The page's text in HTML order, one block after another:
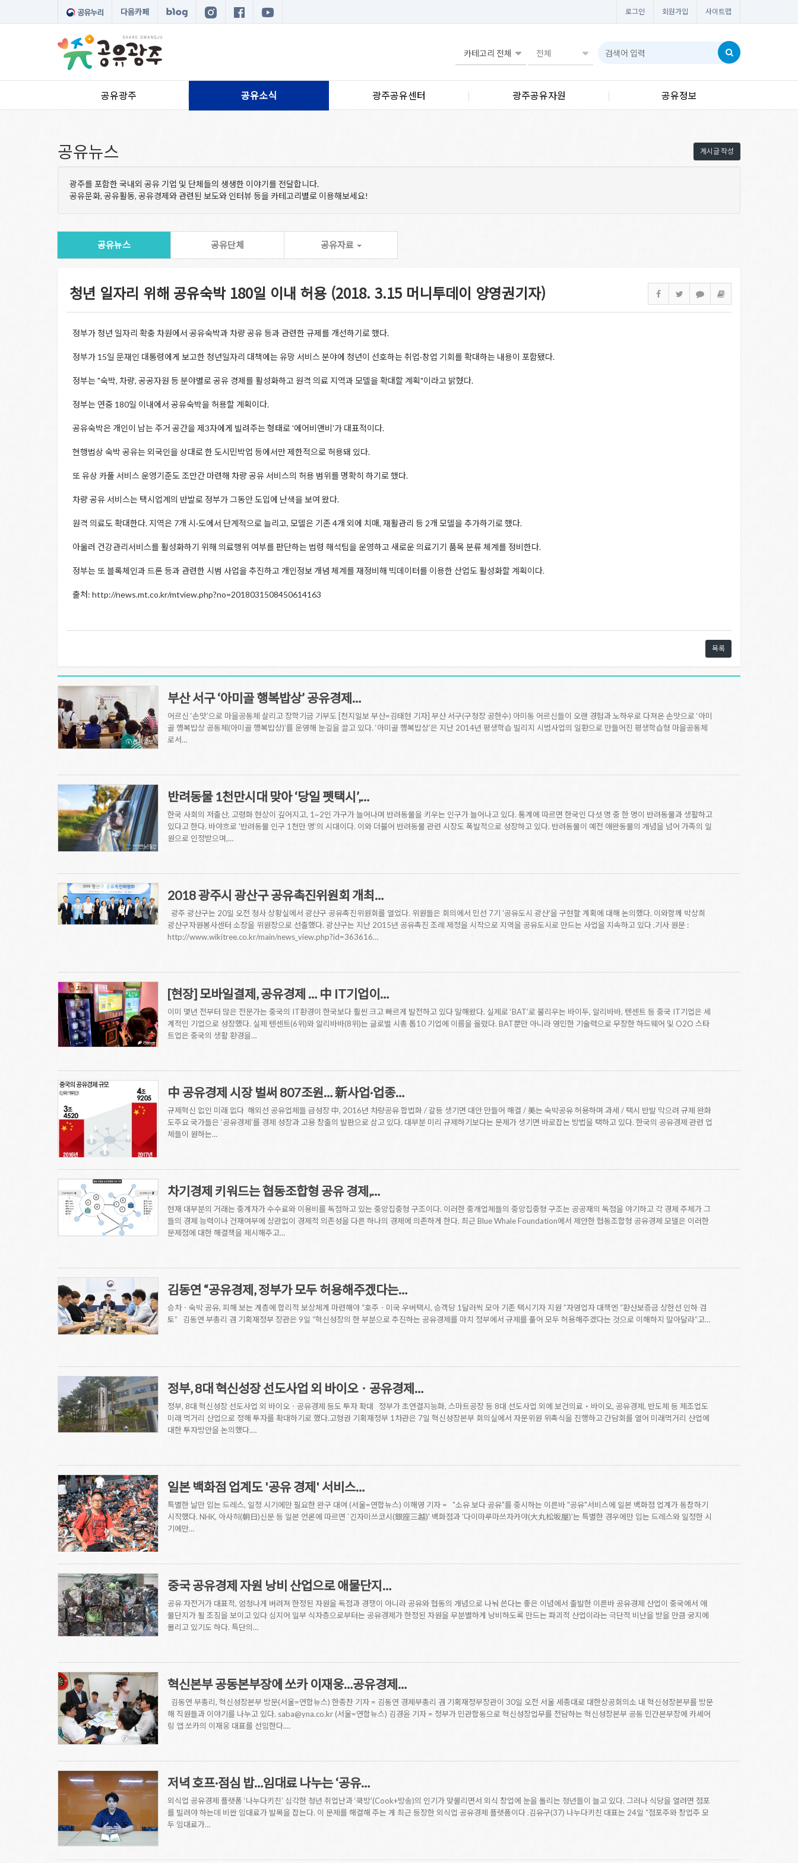
다음카페 로그인 회원가입 사이트맵
공유광주 공유소식 광주공유센터 광주공유자원 공유정보
게시글 작성
공유뉴스
광주를 포함한 국내외 공유 기업 및 단체들의 생생한 이야기를 전달합니다.
공유문화, 공유활동, 공유경제와 관련된 보도와 인터뷰 등을 카테고리별로 이용해보세요!
공유뉴스 공유단체 공유자료
청년 일자리 위해 공유숙박 180일 이내 허용 (2018. 3.15 머니투데이 양영권기자)
정부가 청년 일자리 확충 차원에서 공유숙박과 차량 공유 등과 관련한 규제를 개선하기로 했다.
정부가 15일 문재인 대통령에게 보고한 청년일자리 대책에는 유망 서비스 분야에 청년이 선호하는 취업·창업 기회를 확대하는 내용이 포함됐다.
정부는 "숙박, 차량, 공공자원 등 분야별로 공유 경제를 활성화하고 원격 의료 지역과 모델을 확대할 계획"이라고 밝혔다.
정부는 연중 180일 이내에서 공유숙박을 허용할 계획이다.
공유숙박은 개인이 남는 주거 공간을 제3자에게 빌려주는 형태로 '에어비앤비'가 대표적이다.
현행법상 숙박 공유는 외국인을 상대로 한 도시민박업 등에서만 제한적으로 허용돼 있다.
또 유상 카풀 서비스 운영기준도 조만간 마련해 차량 공유 서비스의 허용 범위를 명확히 하기로 했다.
차량 공유 서비스는 택시업계의 반발로 정부가 그동안 도입에 난색을 보여 왔다.
원격 의료도 확대한다. 지역은 7개 시·도에서 단계적으로 늘리고, 모델은 기존 4개 외에 치매, 재활관리 등 2개 모델을 추가하기로 했다.
아울러 건강관리서비스를 활성화하기 위해 의료행위 여부를 판단하는 법령 해석팀을 운영하고 새로운 의료기기 품목 분류 체계를 정비한다.
정부는 또 블록체인과 드론 등과 관련한 시범 사업을 추진하고 개인정보 개념 체계를 재정비해 빅데이터를 이용한 산업도 활성화할 계획이다.
출처: http://news.mt.co.kr/mtview.php?no=2018031508450614163
목록
부산 서구 ‘아미골 행복밥상’ 공유경제…
어르신 ‘손맛’으로 마을공동체 살리고 장학기금 기부도 [천지일보 부산=김태현 기자] 부산 서구(구청장 공한수) 아미동 어르신들이 오랜 경험과 노하우로 다져온 손맛으로 ‘아미
골 행복밥상 공동체(아미골 행복밥상)’를 운영해 눈길을 끌고 있다. ‘아미골 행복밥상’은 지난 2014년 평생학습 빌리지 시범사업의 일환으로 만들어진 평생학습형 마을공동체
로서…
반려동물 1천만시대 맞아 ‘당일 펫택시’,…
한국 사회의 저출산, 고령화 현상이 깊어지고, 1~2인 가구가 늘어나며 반려동물을 키우는 인구가 늘어나고 있다. 통계에 따르면 한국인 다섯 명 중 한 명이 반려동물과 생활하고
있다고 한다. 바야흐로 '반려동물 인구 1천만 명‘의 시대이다. 이와 더불어 반려동물 관련 시장도 폭발적으로 성장하고 있다. 반려동물이 예전 애완동물의 개념을 넘어 가족의 일
원으로 인정받으며,…
2018 광주시 광산구 공유촉진위원회 개최…
광주 광산구는 20일 오전 청사 상황실에서 광산구 공유촉진위원회를 열었다. 위원들은 회의에서 민선 7기 '공유도시 광산'을 구현할 계획에 대해 논의했다. 이와함께 박상희
광산구자원봉사센터 소장을 위원장으로 선출했다. 광산구는 지난 2015년 공유촉진 조례 제정을 시작으로 지역을 공유도시로 만드는 사업을 지속하고 있다 .기사 원문 :
http://www.wikitree.co.kr/main/news_view.php?id=363616…
[현장] 모바일결제, 공유경제 … 中 IT기업이…
이미 몇년 전부터 많은 전문가는 중국의 IT환경이 한국보다 훨씬 크고 빠르게 발전하고 있다 말해왔다. 실제로 ‘BAT’로 불리우는 바이두, 알리바바, 텐센트 등 중국 IT기업은 세
계적인 기업으로 성장했다. 실제 텐센트(6위)와 알리바바(8위)는 글로벌 시총 톱10 기업에 이름을 올렸다. BAT뿐만 아니라 영민한 기술력으로 무장한 하드웨어 및 O2O 스타
트업은 중국의 생활 환경을…
中 공유경제 시장 벌써 807조원… 新사업·업종…
규제혁신 없인 미래 없다 해외선 공유업체들 급성장 中, 2016년 차량공유 합법화 / 갈등 생기면 대안 만들어 해결 / 美는 숙박공유 허용하며 과세 / 택시 반발 막으려 규제 완화
도주요 국가들은 ‘공유경제’를 경제 성장과 고용 창출의 발판으로 삼고 있다. 대부분 미리 규제하기보다는 문제가 생기면 바로잡는 방법을 택하고 있다. 한국의 공유경제 관련 업
체들이 원하는…
차기경제 키워드는 협동조합형 공유 경제,…
현재 대부분의 거래는 중계자가 수수료와 이용비를 독점하고 있는 중앙집중형 구조이다. 이러한 중개업체들의 중앙집중형 구조는 공공재의 독점을 야기하고 각 경제 주체가 그
들의 경제 능력이나 건재여부에 상관없이 경제적 의존성을 다른 하나의 경제에 의존하게 한다. 최근 Blue Whale Foundation에서 제안한 협동조합형 공유경제 모델은 이러한
문제점에 대한 해결책을 제시해주고…
김동연 “공유경제, 정부가 모두 허용해주겠다는…
승차ㆍ숙박 공유, 피해 보는 계층에 합리적 보상체계 마련해야 “호주ㆍ미국 우버택시, 승객당 1달러씩 모아 기존 택시기자 지원 ”자영업자 대책엔 “환산보증금 상한선 인하 검
토” 김동연 부총리 겸 기획재정부 장관은 9일 “혁신성장의 한 부분으로 추진하는 공유경제를 마치 정부에서 규제를 풀어 모두 허용해주겠다는 것으로 이해하지 말아달라”고…
정부, 8대 혁신성장 선도사업 외 바이오ㆍ공유경제…
정부, 8대 혁신성장 선도사업 외 바이오ㆍ공유경제 등도 투자 확대 정부가 초연결지능화, 스마트공장 등 8대 선도사업 외에 보건의료‧바이오, 공유경제, 반도체 등 제조업도
미래 먹거리 산업으로 정해 투자를 확대하기로 했다.고형권 기획재정부 1차관은 7일 혁신성장본부 회의실에서 자문위원 위촉식을 진행하고 간담회를 열어 미래먹거리 산업에
대한 투자방안을 논의했다.…
일본 백화점 업계도 '공유 경제' 서비스…
특별한 날만 입는 드레스, 일정 시기에만 필요한 완구 대여 (서울=연합뉴스) 이해영 기자 = "소유 보다 공유"를 중시하는 이른바 "공유"서비스에 일본 백화점 업계가 동참하기
시작했다. NHK, 아사히(朝日)신문 등 일본 언론에 따르면 `긴자미쓰코시(銀座三越)' 백화점과 '다이마루마쓰자카야(大丸松坂屋)'는 특별한 경우에만 입는 드레스와 일정한 시
기에만…
중국 공유경제 자원 낭비 산업으로 애물단지…
공유 자전거가 대표적, 엄청나게 버려져 한정된 자원을 독점과 경쟁이 아니라 공유와 협동의 개념으로 나눠 쓴다는 좋은 이념에서 출발한 이른바 공유경제 산업이 중국에서 애
물단지가 될 조짐을 보이고 있다 심지어 일부 식자층으로부터는 공유경제가 한정된 자원을 무분별하게 낭비하도록 만드는 파괴적 산업이라는 극단적 비난을 받을 만큼 궁지에
몰리고 있기도 하다. 특단의…
혁신본부 공동본부장에 쏘카 이재웅…공유경제…
김동연 부총리, 혁신성장본부 방문(서울=연합뉴스) 한종찬 기자 = 김동연 경제부총리 겸 기획재정부장관이 30일 오전 서울 세종대로 대한상공회의소 내 혁신성장본부를 방문
해 직원들과 이야기를 나누고 있다. saba@yna.co.kr (서울=연합뉴스) 김경윤 기자 = 정부가 민관합동으로 혁신성장업무를 전담하는 혁신성장본부 공동 민간본부장에 카셰어
링 앱 쏘카의 이재웅 대표를 선임한다.…
저녁 호프·점심 밥…임대료 나누는 ‘공유…
외식업 공유경제 플랫폼 ‘나누다키친’ 심각한 청년 취업난과 ‘쿡방’(Cook+방송)의 인기가 맞물리면서 외식 창업에 눈을 돌리는 청년들이 늘고 있다. 그러나 식당을 열려면 점포
를 빌려야 하는데 비싼 임대료가 발목을 잡는다. 이 문제를 해결해 주는 게 최근 등장한 외식업 공유경제 플랫폼이다 .김유구(37) 나누다키친 대표는 24일 “점포주와 창업주 모
두 임대료가…